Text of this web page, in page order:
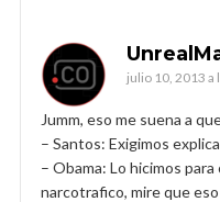
julio 10, 2013 a
Jumm, eso me suena a
– Santos: Exigimos
– Obama: Lo hicimos
narcotrafico, mire que